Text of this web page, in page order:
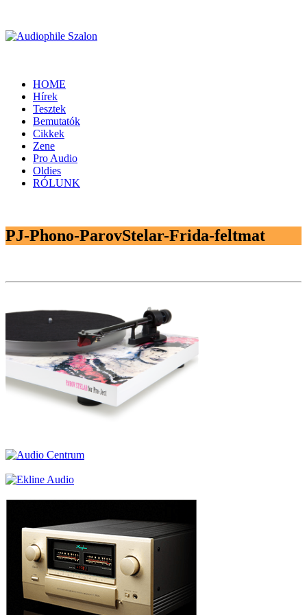
HOME
Hírek
Tesztek
Bemutatók
Cikkek
Zene
Pro Audio
Oldies
RÓLUNK
PJ-Phono-ParovStelar-Frida-feltmat